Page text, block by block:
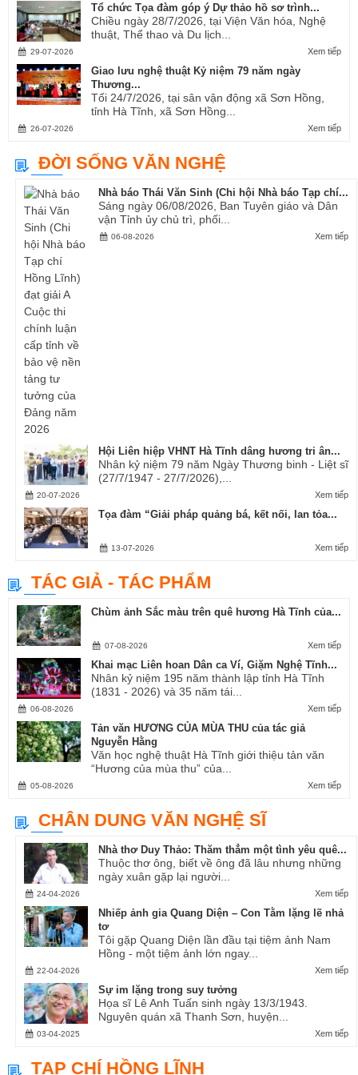
Tổ chức Tọa đàm góp ý Dự thảo hồ sơ trình...
Chiều ngày 28/7/2026, tại Viện Văn hóa, Nghệ
thuật, Thể thao và Du lịch...
Xem tiếp
29-07-2026
Giao lưu nghệ thuật Kỷ niệm 79 năm ngày
Thương...
Tối 24/7/2026, tại sân vận động xã Sơn Hồng,
tỉnh Hà Tĩnh, xã Sơn Hồng...
Xem tiếp
26-07-2026
ĐỜI SỐNG VĂN NGHỆ
Nhà báo Thái Văn Sinh (Chi hội Nhà báo Tạp chí...
Sáng ngày 06/08/2026, Ban Tuyên giáo và Dân
vận Tỉnh ủy chủ trì, phối...
Xem tiếp
06-08-2026
Hội Liên hiệp VHNT Hà Tĩnh dâng hương tri ân...
Nhân kỷ niệm 79 năm Ngày Thương binh - Liệt sĩ
(27/7/1947 - 27/7/2026),...
Xem tiếp
20-07-2026
Tọa đàm “Giải pháp quảng bá, kết nối, lan tỏa...
Xem tiếp
13-07-2026
TÁC GIẢ - TÁC PHẨM
Chùm ảnh Sắc màu trên quê hương Hà Tĩnh của...
Xem tiếp
07-08-2026
Khai mạc Liên hoan Dân ca Ví, Giặm Nghệ Tĩnh...
Nhân kỷ niệm 195 năm thành lập tỉnh Hà Tĩnh
(1831 - 2026) và 35 năm tái...
Xem tiếp
06-08-2026
Tản văn HƯƠNG CỦA MÙA THU của tác giả
Nguyễn Hằng
Văn học nghệ thuật Hà Tĩnh giới thiệu tản văn
“Hương của mùa thu” của...
Xem tiếp
05-08-2026
CHÂN DUNG VĂN NGHỆ SĨ
Nhà thơ Duy Thảo: Thăm thẳm một tình yêu quê...
Thuộc thơ ông, biết về ông đã lâu nhưng những
ngày xuân gặp lại người...
Xem tiếp
24-04-2026
Nhiếp ảnh gia Quang Diện – Con Tằm lặng lẽ nhả
tơ
Tôi gặp Quang Diện lần đầu tại tiệm ảnh Nam
Hồng - một tiệm ảnh lớn ngay...
Xem tiếp
22-04-2026
Sự im lặng trong suy tưởng
Họa sĩ Lê Anh Tuấn sinh ngày 13/3/1943.
Nguyên quán xã Thanh Sơn, huyện...
Xem tiếp
03-04-2025
TẠP CHÍ HỒNG LĨNH